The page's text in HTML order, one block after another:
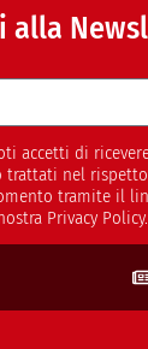
alla
accetti di
trattati nel rispetto
tramite il
Privacy Policy.